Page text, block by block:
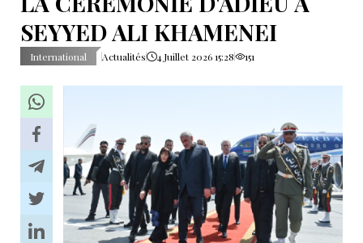
SEYYED ALI KHAMENEI
International Actualités 4 Juillet 2026 15:28 151